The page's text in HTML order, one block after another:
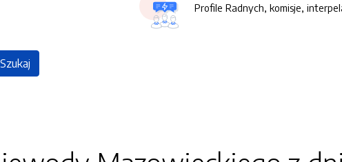
Szukaj
Profile Radnych, komisje,